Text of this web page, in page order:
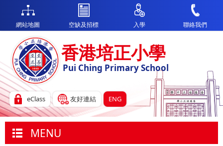
香港培正小學
Pui Ching Primary School
eClass 友好連結 ENG
網站地圖 空缺及招標 入學 聯絡我們
MENU